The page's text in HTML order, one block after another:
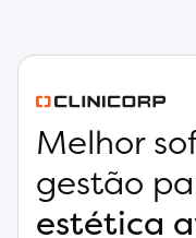
Melhor
gestão
estética